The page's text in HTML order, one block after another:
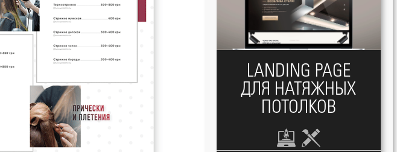
LANDING PAGE
ДЛЯ НАТЯЖНЫХ
ПОТОЛКОВ